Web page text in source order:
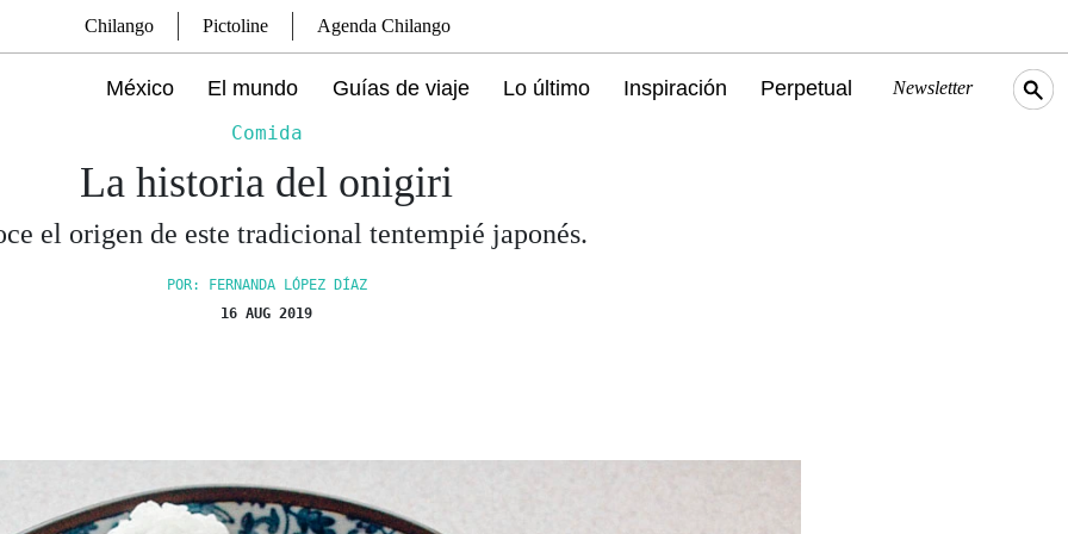
Chilango Pictoline Agenda Chilango
México El mundo Guías de viaje Lo último Inspiración Perpetual Newsletter
Comida
La historia del onigiri
el origen de este tradicional tentempié japonés.
POR: FERNANDA LÓPEZ DÍAZ
16 AUG 2019